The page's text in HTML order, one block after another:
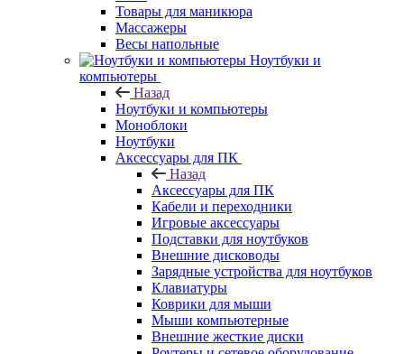
Товары для маникюра
Массажеры
Весы напольные
Ноутбуки и
компьютеры
Назад
Ноутбуки и компьютеры
Моноблоки
Ноутбуки
Аксессуары для ПК
Назад
Аксессуары для ПК
Кабели и переходники
Игровые аксессуары
Подставки для ноутбуков
Внешние дисководы
Зарядные устройства для ноутбуков
Клавиатуры
Коврики для мыши
Мыши компьютерные
Внешние жесткие диски